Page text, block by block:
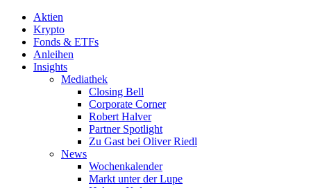
Aktien
Krypto
Fonds & ETFs
Anleihen
Insights
Mediathek
Closing Bell
Corporate Corner
Robert Halver
Partner Spotlight
Zu Gast bei Oliver Riedl
News
Wochenkalender
Markt unter der Lupe